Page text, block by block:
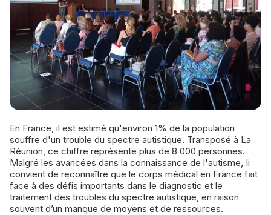
En France, il est estimé qu'environ 1% de la population
souffre d'un trouble du spectre autistique. Transposé à La
Réunion, ce chiffre représente plus de 8 000 personnes.
Malgré les avancées dans la connaissance de l'autisme, Ii
convient de reconnaître que le corps médical en France fait
face à des défis importants dans le diagnostic et le
traitement des troubles du spectre autistique, en raison
souvent d’un manque de moyens et de ressources.